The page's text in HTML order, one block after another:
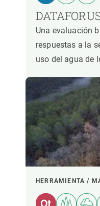
Una evaluación
respuestas a la
uso del agua de
HERRAMIENTA /